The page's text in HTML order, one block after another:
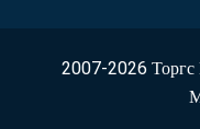
2007-2026Торгс